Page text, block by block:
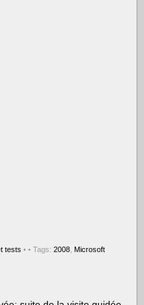
tests • • Tags:2008 Microsoft